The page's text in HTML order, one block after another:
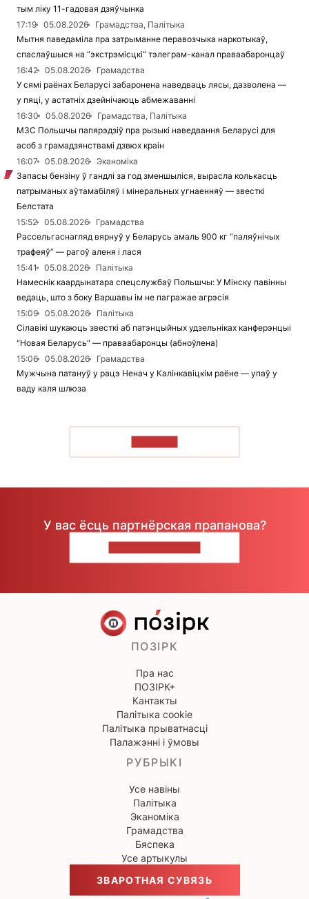
тым ліку 11-гадовая дзяўчынка
17:19
05.08.2026
Грамадства, Палітыка
Мытня паведаміла пра затрыманне перавозчыка наркотыкаў,
спаслаўшыся на “экстрэмісцкі” тэлеграм-канал праваабаронцаў
16:42
05.08.2026
Грамадства
У сямі раёнах Беларусі забаронена наведваць лясы, дазволена —
у пяці, у астатніх дзейнічаюць абмежаванні
16:30
05.08.2026
Грамадства, Палітыка
МЗС Польшчы папярэдзіў пра рызыкі наведвання Беларусі для
асоб з грамадзянствамі дзвюх краін
16:07
05.08.2026
Эканоміка
Запасы бензіну ў гандлі за год зменшыліся, вырасла колькасць
патрыманых аўтамабіляў і мінеральных угнаенняў — звесткі
Белстата
15:52
05.08.2026
Грамадства
Рассельгаснагляд вярнуў у Беларусь амаль 900 кг “паляўнічых
трафеяў” — рагоў аленя і лася
15:41
05.08.2026
Палітыка
Намеснік каардынатара спецслужбаў Польшчы: У Мінску павінны
ведаць, што з боку Варшавы ім не пагражае агрэсія
15:09
05.08.2026
Палітыка
Сілавікі шукаюць звесткі аб патэнцыйных удзельніках канферэнцыі
"Новая Беларусь" — праваабаронцы (абноўлена)
15:06
05.08.2026
Грамадства
Мужчына патануў у рацэ Ненач у Калінкавіцкім раёне — упаў у
ваду каля шлюза
У вас ёсць партнёрская прапанова?
ПОЗІРК
Пра нас
ПОЗІРК+
Кантакты
Палітыка cookie
Палітыка прыватнасці
Палажэнні і ўмовы
РУБРЫКІ
Усе навіны
Палітыка
Эканоміка
Грамадства
Бяспека
Усе артыкулы
ЗВАРОТНАЯ СУВЯЗЬ